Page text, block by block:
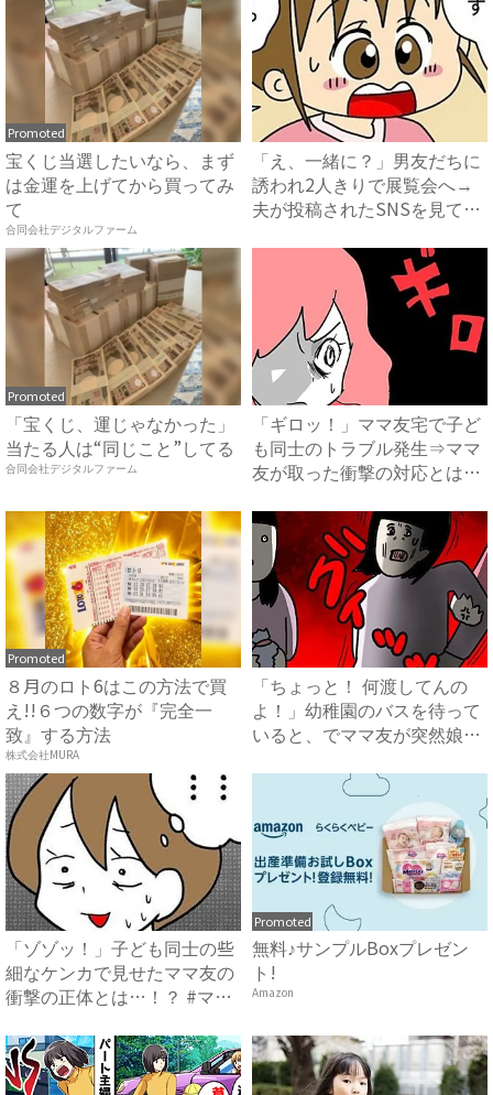
Promoted
宝くじ当選したいなら、まず
は金運を上げてから買ってみ
て
合同会社デジタルファーム
「え、一緒に？」男友だちに
誘われ2人きりで展覧会へ→
夫が投稿されたSNSを見て
Promoted
「宝くじ、運じゃなかった」
当たる人は“同じこと”してる
合同会社デジタルファーム
「ギロッ！」ママ友宅で子ど
も同士のトラブル発生⇒ママ
友が取った衝撃の対応とは？
Promoted
８月のロト6はこの方法で買
え!!６つの数字が『完全一
致』する方法
株式会社MURA
「ちょっと！ 何渡してんの
よ！」幼稚園のバスを待って
いると、でママ友が突然娘に
「ゾゾッ！」子ども同士の些
細なケンカで見せたママ友の
衝撃の正体とは…！？ #マ
Promoted
無料♪サンプルBoxプレゼン
ト!
Amazon